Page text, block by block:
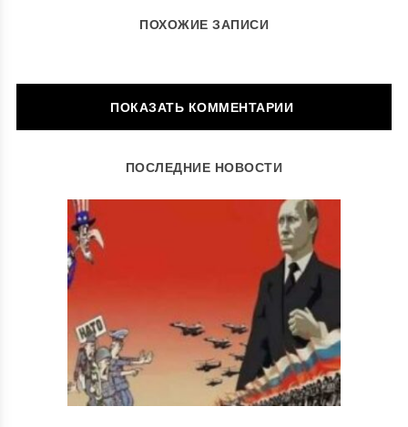
ПОХОЖИЕ ЗАПИСИ
ОСТАВИТЬ КОММЕНТАРИЙ
Ваш адрес email не будет опубликован. Обязательные поля
Комментарий*
ПОСЛЕДНИЕ НОВОСТИ